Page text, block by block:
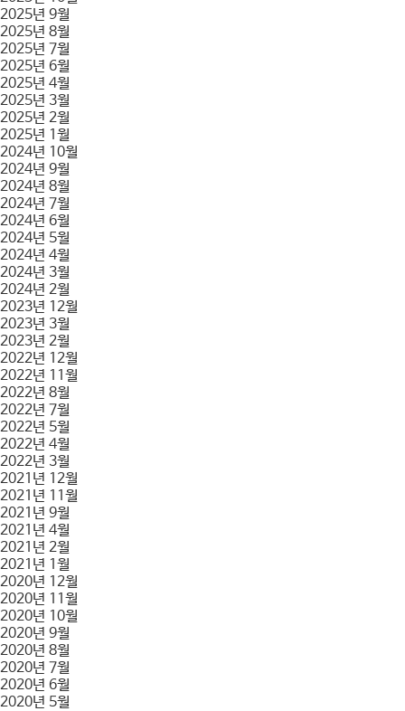
2025년 9월
2025년 8월
2025년 7월
2025년 6월
2025년 4월
2025년 3월
2025년 2월
2025년 1월
2024년 10월
2024년 9월
2024년 8월
2024년 7월
2024년 6월
2024년 5월
2024년 4월
2024년 3월
2024년 2월
2023년 12월
2023년 3월
2023년 2월
2022년 12월
2022년 11월
2022년 8월
2022년 7월
2022년 5월
2022년 4월
2022년 3월
2021년 12월
2021년 11월
2021년 9월
2021년 4월
2021년 2월
2021년 1월
2020년 12월
2020년 11월
2020년 10월
2020년 9월
2020년 8월
2020년 7월
2020년 6월
2020년 5월